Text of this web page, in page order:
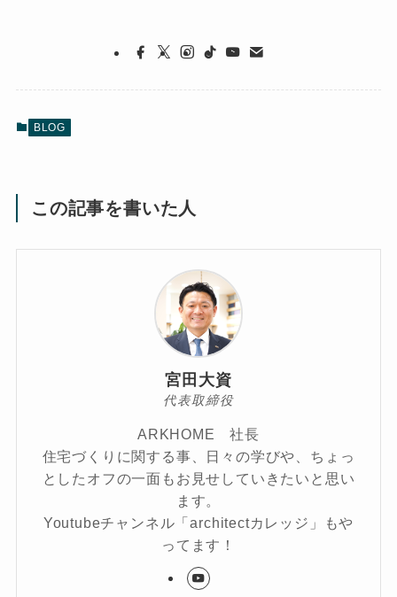
BLOG
この記事を書いた人
宮田大資
代表取締役
ARKHOME 社長
住宅づくりに関する事、日々の学びや、ちょっ
としたオフの一面もお見せしていきたいと思い
ます。
Youtubeチャンネル「architectカレッジ」もや
ってます！